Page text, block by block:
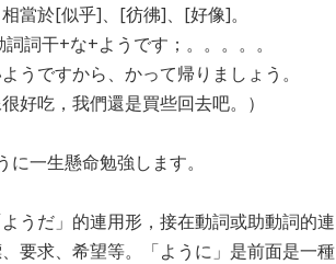
當於[似乎]、[彷彿]、[好像]。
詞干+な+ようです；。。。。。
うですから、かって帰りましょう。
我們還是買些回去吧。）
一生懸命勉強します。
うだ」的連用形，接在動詞或助動詞的連
要求、希望等。「ように」是前面是一種